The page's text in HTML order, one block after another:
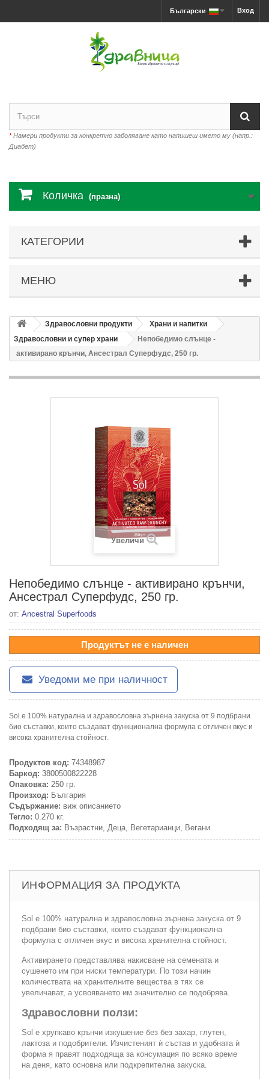
Вход
Български
*Намери продукти за конкретно заболяване като напишеш името му (напр.:
Диабет)
Количка (празна)
КАТЕГОРИИ
МЕНЮ
Здравословни продукти
Храни и напитки
Здравословни и супер храни
Непобедимо слънце -
активирано крънчи, Ансестрал Суперфудс, 250 гр.
Увеличи
Непобедимо слънце - активирано крънчи,
Ансестрал Суперфудс, 250 гр.
от: Ancestral Superfoods
Продуктът не е наличен
Уведоми ме при наличност
Sol е 100% натурална и здравословна зърнена закуска от 9 подбрани
био съставки, които създават функционална формула с отличен вкус и
висока хранителна стойност.
Продуктов код: 74348987
Баркод: 3800500822228
Опаковка: 250 гр.
Произход: България
Съдържание: виж описанието
Тегло: 0.270 кг.
Подходящ за: Възрастни, Деца, Вегетарианци, Вегани
ИНФОРМАЦИЯ ЗА ПРОДУКТА
Sol е 100% натурална и здравословна зърнена закуска от 9
подбрани био съставки, които създават функционална
формула с отличен вкус и висока хранителна стойност.
Активирането представлява накисване на семената и
сушенето им при ниски температури. По този начин
количествата на хранителните вещества в тях се
увеличават, а усвояването им значително се подобрява.
Здравословни ползи:
Sol е хрупкаво крънчи изкушение без без захар, глутен,
лактоза и подобрители. Изчистеният ѝ състав и удобната ѝ
форма я правят подходяща за консумация по всяко време
на деня, като основна или подкрепителна закуска.